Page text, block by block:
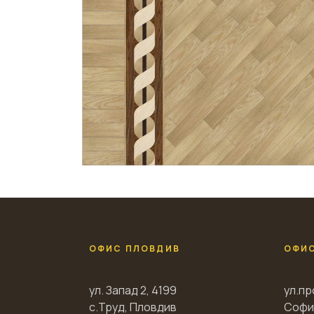
ОФИС ПЛОВДИВ
ул. Запад 2, 4199
с.Труд, Пловдив